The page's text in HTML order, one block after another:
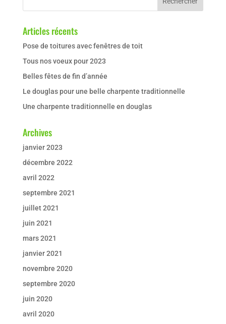
Articles récents
Pose de toitures avec fenêtres de toit
Tous nos voeux pour 2023
Belles fêtes de fin d’année
Le douglas pour une belle charpente traditionnelle
Une charpente traditionnelle en douglas
Archives
janvier 2023
décembre 2022
avril 2022
septembre 2021
juillet 2021
juin 2021
mars 2021
janvier 2021
novembre 2020
septembre 2020
juin 2020
avril 2020